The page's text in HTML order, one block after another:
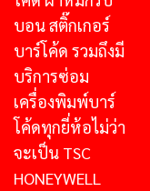
บอน สติ๊กเกอร์
บาร์โค้ด รวมถึงมี
บริการซ่อม
เครื่องพิมพ์บาร์
โค้ดทุกยี่ห้อไม่ว่า
จะเป็น TSC
HONEYWELL